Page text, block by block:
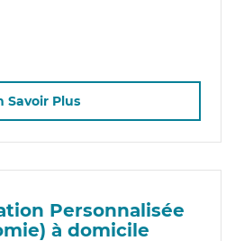
Savoir Plus
Personnalisée
à domicile